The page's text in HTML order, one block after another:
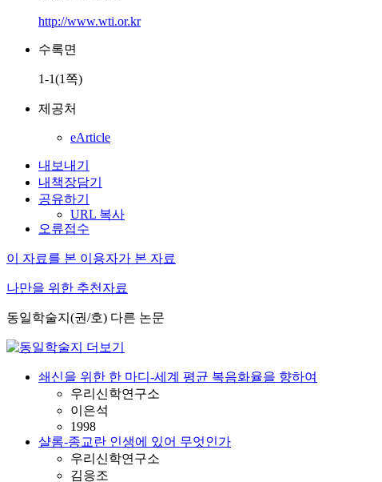
http://www.wti.or.kr
수록면
1-1(1쪽)
제공처
eArticle
내보내기
내책장담기
공유하기
URL 복사
오류접수
이 자료를 본 이용자가 본 자료
나만을 위한 추천자료
동일학술지(권/호) 다른 논문
쇄신을 위한 한 마디-세계 평균 복음화율을 향하여
우리신학연구소
이은석
1998
샬롬-종교란 인생에 있어 무엇인가
우리신학연구소
김응조